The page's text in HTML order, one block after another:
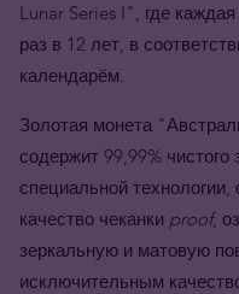
Lunar Series I", где
раз в 12 лет, в
календарём.
Золотая монета
содержит 99,99%
специальной
качество чеканки proof,
зеркальную и матовую
исключительным